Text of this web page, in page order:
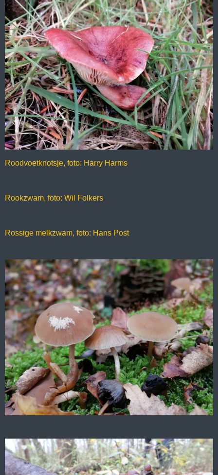
Roodvoetknotsje, foto: Harry Harms
Rookzwam, foto: Wil Folkers
Rossige melkzwam, foto: Hans Post